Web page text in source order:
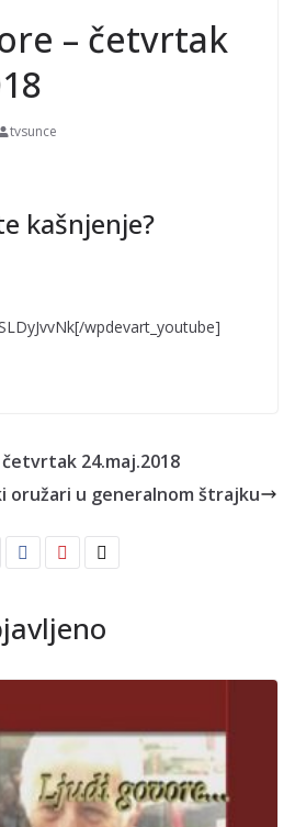
– četvrtak
tvsunce
kašnjenje?
wpdevart_youtube]
24.maj.2018
oružari u generalnom štrajku